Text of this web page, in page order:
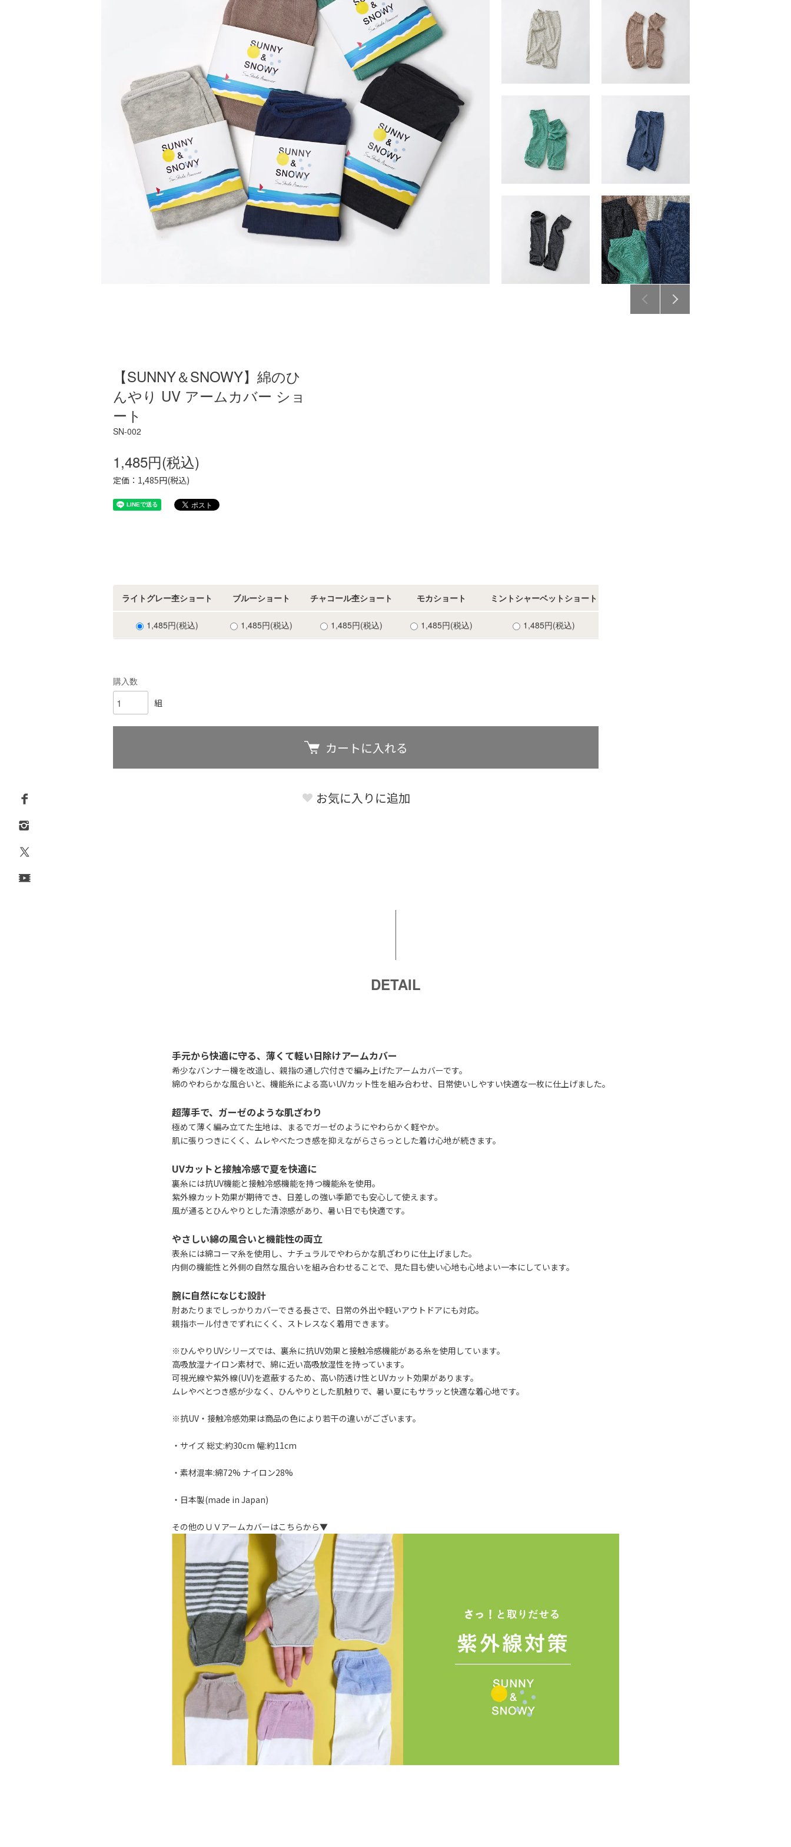
【SUNNY＆SNOWY】綿のひ
んやり UV アームカバー ショ
ート
SN-002
1,485円(税込)
定価：1,485円(税込)
ライトグレー杢ショート ブルーショート チャコール杢ショート モカショート ミントシャーベットショート
1,485円(税込) 1,485円(税込) 1,485円(税込) 1,485円(税込) 1,485円(税込)
購入数
組
カートに入れる
お気に入りに追加
DETAIL
手元から快適に守る、薄くて軽い日除けアームカバー
希少なバンナー機を改造し、親指の通し穴付きで編み上げたアームカバーです。
綿のやわらかな風合いと、機能糸による高いUVカット性を組み合わせ、日常使いしやすい快適な一枚に仕上げました。
超薄手で、ガーゼのような肌ざわり
極めて薄く編み立てた生地は、まるでガーゼのようにやわらかく軽やか。
肌に張りつきにくく、ムレやべたつき感を抑えながらさらっとした着け心地が続きます。
UVカットと接触冷感で夏を快適に
裏糸には抗UV機能と接触冷感機能を持つ機能糸を使用。
紫外線カット効果が期待でき、日差しの強い季節でも安心して使えます。
風が通るとひんやりとした清涼感があり、暑い日でも快適です。
やさしい綿の風合いと機能性の両立
表糸には綿コーマ糸を使用し、ナチュラルでやわらかな肌ざわりに仕上げました。
内側の機能性と外側の自然な風合いを組み合わせることで、見た目も使い心地も心地よい一本にしています。
腕に自然になじむ設計
肘あたりまでしっかりカバーできる長さで、日常の外出や軽いアウトドアにも対応。
親指ホール付きでずれにくく、ストレスなく着用できます。
※ひんやりUVシリーズでは、裏糸に抗UV効果と接触冷感機能がある糸を使用しています。
高吸放湿ナイロン素材で、綿に近い高吸放湿性を持っています。
可視光線や紫外線(UV)を遮蔽するため、高い防透け性とUVカット効果があります。
ムレやべとつき感が少なく、ひんやりとした肌触りで、暑い夏にもサラッと快適な着心地です。
※抗UV・接触冷感効果は商品の色により若干の違いがございます。
・サイズ 総丈:約30cm 幅:約11cm
・素材混率:綿72% ナイロン28%
・日本製(made in Japan)
その他のＵＶアームカバーはこちらから▼